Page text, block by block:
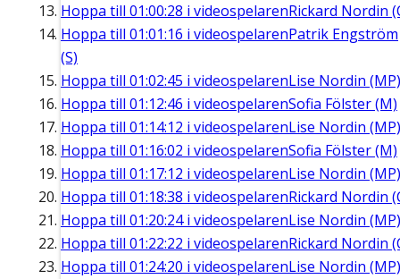
Hoppa till 01:00:28 i videospelarenRickard Nordin
Hoppa till 01:01:16 i videospelarenPatrik Engström
(S)
Hoppa till 01:02:45 i videospelarenLise Nordin (MP)
Hoppa till 01:12:46 i videospelarenSofia Fölster (M)
Hoppa till 01:14:12 i videospelarenLise Nordin (MP)
Hoppa till 01:16:02 i videospelarenSofia Fölster (M)
Hoppa till 01:17:12 i videospelarenLise Nordin (MP)
Hoppa till 01:18:38 i videospelarenRickard Nordin
Hoppa till 01:20:24i videospelarenLise Nordin (MP)
Hoppa till 01:22:22 i videospelarenRickard Nordin
Hoppa till 01:24:20 i videospelarenLise Nordin (MP)